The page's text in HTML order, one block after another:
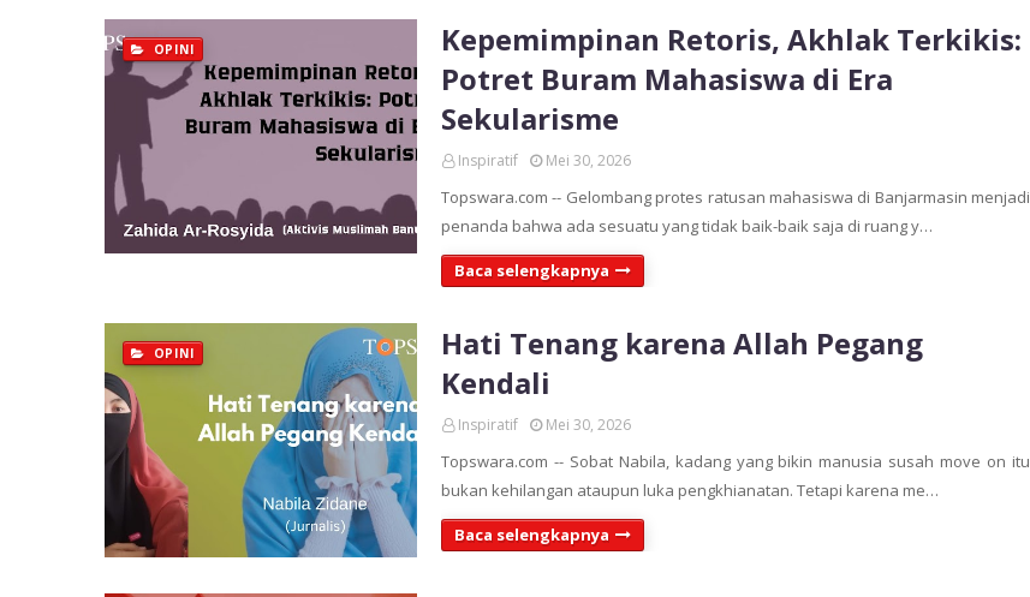
OPINI
Kepemimpinan Retoris, Akhlak Terkikis:
Potret Buram Mahasiswa di Era
Sekularisme
Inspiratif Mei 30, 2026
Topswara.com -- Gelombang protes ratusan mahasiswa di Banjarmasin menjadi
penanda bahwa ada sesuatu yang tidak baik-baik saja di ruang y…
Baca selengkapnya
OPINI
Hati Tenang karena Allah Pegang
Kendali
Inspiratif Mei 30, 2026
Topswara.com -- Sobat Nabila, kadang yang bikin manusia susah move on itu
bukan kehilangan ataupun luka pengkhianatan. Tetapi karena me…
Baca selengkapnya